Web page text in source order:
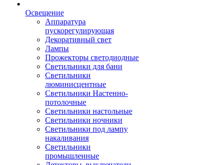
Освещение
Аппаратура
пускорегулирующая
Декоративный свет
Лампы
Прожекторы светодиодные
Светильники для бани
Светильники
люминисцентные
Светильники Настенно-
потолочные
Светильники настольные
Светильники ночники
Светильники под лампу
накаливания
Светильники
промышленные